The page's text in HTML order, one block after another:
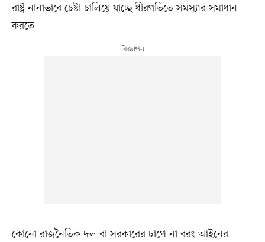
রাষ্ট্র নানাভাবে চেষ্টা চালিয়ে যাচ্ছে ধীরগতিতে সমস্যার সমাধান
করতে।
কোনো রাজনৈতিক দল বা সরকারের চাপে না বরং আইনের